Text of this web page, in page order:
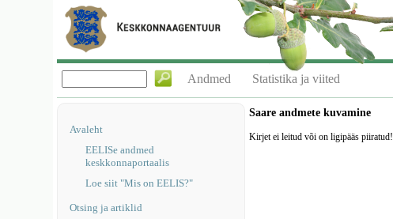
Andmed Statistika ja viited
Avaleht
EELISe andmed
keskkonnaportaalis
Loe siit "Mis on EELIS?"
Otsing ja artiklid
Saare andmete kuvamine
Kirjet ei leitud või on ligipääs piiratud!